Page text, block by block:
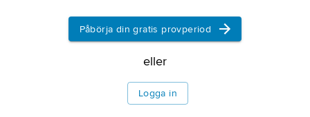
Påbörja din gratis provperiod
eller
Logga in